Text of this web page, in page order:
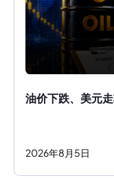
油价下跌、美元
2026年8 月 5日